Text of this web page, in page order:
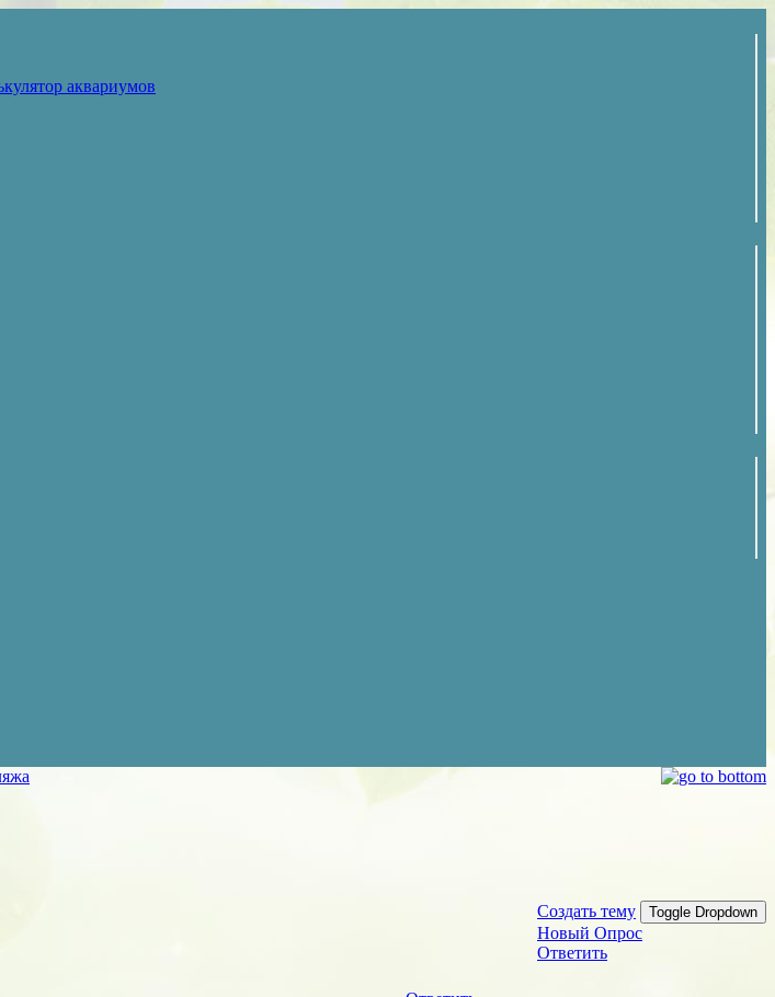
аквариумов
Создать тему Toggle Dropdown
Новый Опрос
Ответить